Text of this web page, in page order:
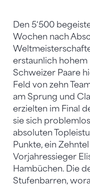
Den 5‘500
Wochen nach
erstaunlich hohem
Schweizer Paare
Feld von zehn
am Sprung und
erzielten im Final
sie sich
absoluten
Punkte, ein
Vorjahressieger
Hambüchen. Die
Stufenbarren,